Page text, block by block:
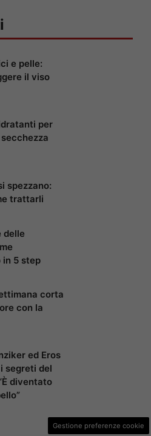
e pelle:
il viso
per
spezzano:
trattarli
delle
in 5 step
corta
con la
ed Eros
segreti del
diventato
Gestione preferenze cookie